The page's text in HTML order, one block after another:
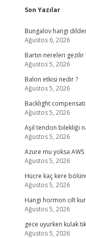
Sidebar
Son Yazılar
Bungalov hangi
Ağustos 6, 2026
Bartın nereleri gezilir
Ağustos 5, 2026
Balon etkisi nedir ?
Ağustos 5, 2026
Backlight
Ağustos 5, 2026
Aşil tendon bilekliği
Ağustos 5, 2026
Azure mu yoksa
Ağustos 5, 2026
Hücre kaç kere
Ağustos 5, 2026
Hangi hormon cilt
Ağustos 5, 2026
gece uyurken kulak
Ağustos 5, 2026